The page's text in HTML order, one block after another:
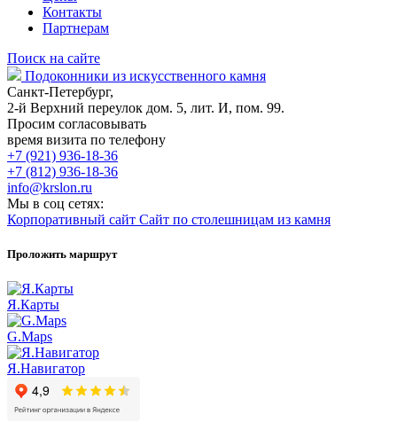
Контакты
Партнерам
Поиск на сайте
Подоконники из искусственного камня
Санкт-Петербург,
2-й Верхний переулок дом. 5, лит. И, пом. 99.
Просим согласовывать
время визита по телефону
+7 (921) 936-18-36
+7 (812) 936-18-36
info@krslon.ru
Мы в соц сетях:
Корпоративный сайт Сайт по столешницам из камня
Проложить маршрут
Я.Карты
G.Maps
Я.Навигатор